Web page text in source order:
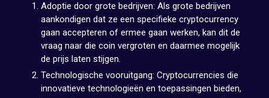
Adoptie door grote bedrijven: Als grote bedrijven
aankondigen dat ze een specifieke cryptocurrency
gaan accepteren of ermee gaan werken, kan dit de
vraag naar die coin vergroten en daarmee mogelijk
de prijs laten stijgen.
Technologische vooruitgang: Cryptocurrencies die
innovatieve technologieën en toepassingen bieden,